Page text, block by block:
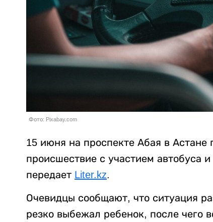
Фото: Pixabay.com
15 июня на проспекте Абая в
происшествие с участием автобуса
передает Liter.kz.
Очевидцы сообщают, что ситуация
резко выбежал ребенок, после чего